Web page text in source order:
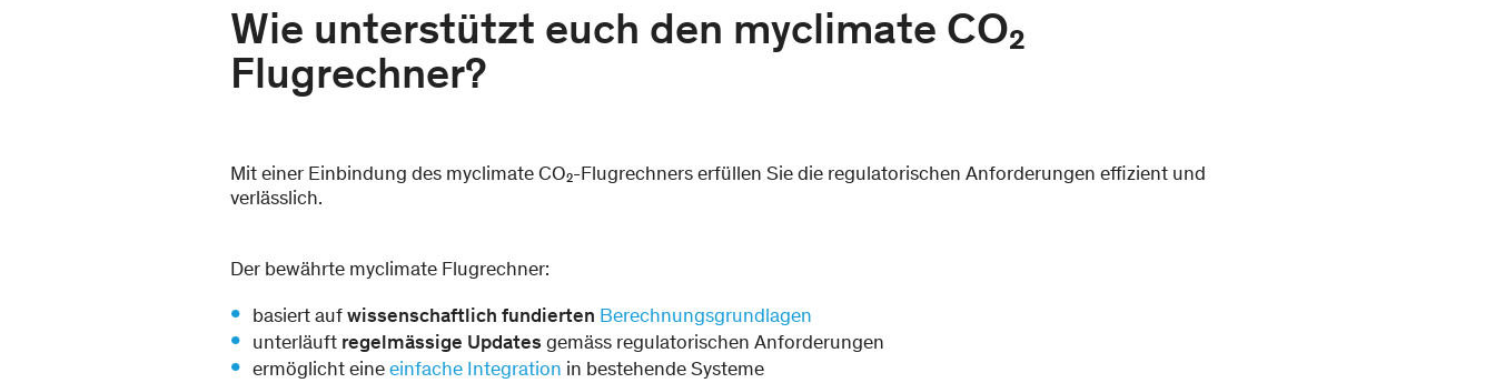
Wie unterstützt euch den myclimate CO₂
Flugrechner?
Mit einer Einbindung des myclimate CO₂-Flugrechners erfüllen Sie die regulatorischen Anforderungen effizient und
verlässlich.
Der bewährte myclimate Flugrechner:
basiert aufwissenschaftlich fundierten Berechnungsgrundlagen
unterläuft regelmässige Updates gemäss regulatorischen Anforderungen
ermöglicht eineeinfache Integration in bestehende Systeme